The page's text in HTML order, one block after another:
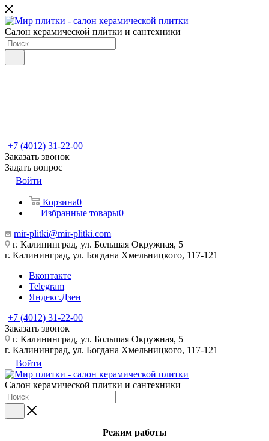
Салон керамической плитки и сантехники
+7 (4012) 31-22-00
Заказать звонок
Задать вопрос
Войти
Корзина0
Избранные товары0
mir-plitki@mir-plitki.com
г. Калининград, ул. Большая Окружная, 5
г. Калининград, ул. Богдана Хмельницкого, 117-121
Вконтакте
Telegram
Яндекс.Дзен
+7 (4012) 31-22-00
Заказать звонок
г. Калининград, ул. Большая Окружная, 5
г. Калининград, ул. Богдана Хмельницкого, 117-121
Войти
Салон керамической плитки и сантехники
Режим работы